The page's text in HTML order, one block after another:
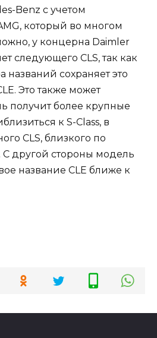
Benz с учетом
который во многом
у концерна Daimler
следующего CLS, так как
названий сохраняет это
Это также может
получит более крупные
к S-Class, в
CLS, близкого по
С другой стороны модель
название CLE ближе к